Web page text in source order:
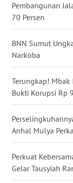
Pembangunan
70 Persen
BNN Sumut
Narkoba
Terungkap!
Bukti Korupsi Rp
Anhal Mulya
Perkuat
Gelar Tausyiah
TANJUNG
LESUNG
WN
KARO
WN
SIMALUNGUN
WN
LABUHANBATU
WN
TAPANULI
TENGAH